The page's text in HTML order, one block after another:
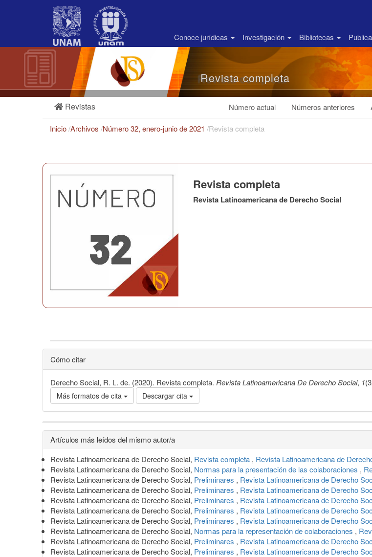
Barra
Conoce jurídicas Investigación Bibliotecas
Revista completa
Revistas Número actual Números anteriores
Inicio/Archivos /Número 32, enero-junio de 2021 /Revista completa
Revista completa
Revista Latinoamericana de Derecho Social
Cómo citar
Derecho Social, R. L. de. (2020). Revista completa. Revista Latinoamericana De Derecho Social, 1
Más formatos de cita Descargar cita
Detalles
del
artículo
Artículos más leídos del mismo autor/a
Revista Latinoamericana de Derecho Social, Revista completa , Revista Latinoamericana de
Revista Latinoamericana de Derecho Social, Normas para la presentación de las colaboraciones ,
Revista Latinoamericana de Derecho Social, Preliminares , Revista Latinoamericana de Derecho
Revista Latinoamericana de Derecho Social, Preliminares , Revista Latinoamericana de Derecho
Revista Latinoamericana de Derecho Social, Preliminares , Revista Latinoamericana de Derecho
Revista Latinoamericana de Derecho Social, Preliminares , Revista Latinoamericana de Derecho
Revista Latinoamericana de Derecho Social, Preliminares , Revista Latinoamericana de Derecho
Revista Latinoamericana de Derecho Social, Normas para la representación de colaboraciones ,
Revista Latinoamericana de Derecho Social, Preliminares , Revista Latinoamericana de Derecho
Revista Latinoamericana de Derecho Social, Preliminares , Revista Latinoamericana de Derecho